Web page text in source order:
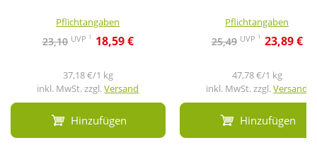
Pflichtangaben
23,10 UVP 1 18,59 €
37,18 €/1 kg
inkl. MwSt. zzgl.Versand
Hinzufügen
Pflichtangaben
25,49 UVP 1 23,89 €
47,78 €/1 kg
inkl. MwSt. zzgl.Versand
Hinzufügen